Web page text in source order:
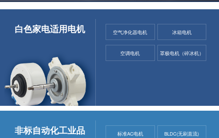
白色家电适用电机 空气净化器电机 冰箱电机
空调电机 罩极电机（碎冰机）
非标自动化工业品 标准AC电机 BLDC(无刷直流)